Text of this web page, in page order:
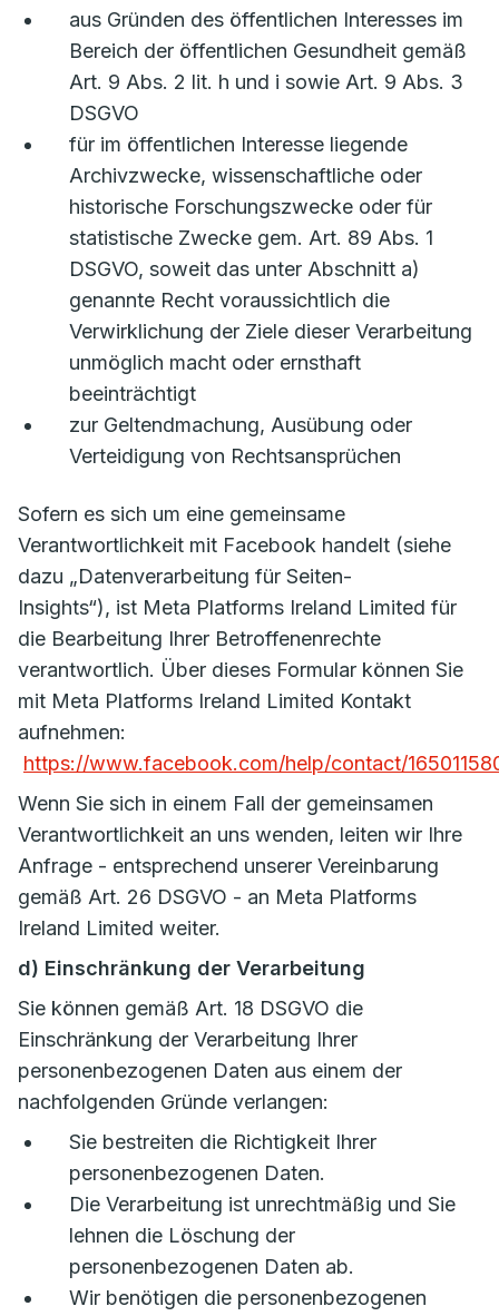
aus Gründen des öffentlichen Interesses im
Bereich der öffentlichen Gesundheit gemäß
Art. 9 Abs. 2 lit. h und i sowie Art. 9 Abs. 3
DSGVO
für im öffentlichen Interesse liegende
Archivzwecke, wissenschaftliche oder
historische Forschungszwecke oder für
statistische Zwecke gem. Art. 89 Abs. 1
DSGVO, soweit das unter Abschnitt a)
genannte Recht voraussichtlich die
Verwirklichung der Ziele dieser Verarbeitung
unmöglich macht oder ernsthaft
beeinträchtigt
zur Geltendmachung, Ausübung oder
Verteidigung von Rechtsansprüchen
Sofern es sich um eine gemeinsame
Verantwortlichkeit mit Facebook handelt (siehe
dazu „Datenverarbeitung für Seiten-
Insights“), ist Meta Platforms Ireland Limited für
die Bearbeitung Ihrer Betroffenenrechte
verantwortlich. Über dieses Formular können Sie
mit Meta Platforms Ireland Limited Kontakt
aufnehmen:
https://www.facebook.com/help/contact/
Wenn Sie sich in einem Fall der gemeinsamen
Verantwortlichkeit an uns wenden, leiten wir Ihre
Anfrage - entsprechend unserer Vereinbarung
gemäß Art. 26 DSGVO - an Meta Platforms
Ireland Limited weiter.
d) Einschränkung der Verarbeitung
Sie können gemäß Art. 18 DSGVO die
Einschränkung der Verarbeitung Ihrer
personenbezogenen Daten aus einem der
nachfolgenden Gründe verlangen:
Sie bestreiten die Richtigkeit Ihrer
personenbezogenen Daten.
Die Verarbeitung ist unrechtmäßig und Sie
lehnen die Löschung der
personenbezogenen Daten ab.
Wir benötigen die personenbezogenen